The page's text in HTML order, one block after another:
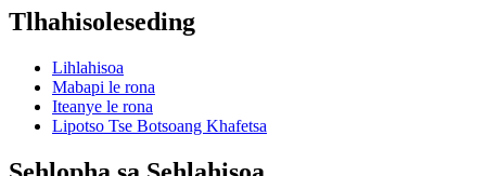
Tlhahisoleseding
Lihlahisoa
Mabapi le rona
Iteanye le rona
Lipotso Tse Botsoang Khafetsa